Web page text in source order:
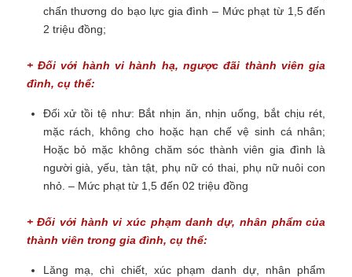
chấn thương do bạo lực gia đình – Mức phạt từ 1,5 đến
2 triệu đồng;
+ Đối với hành vi hành hạ, ngược đãi thành viên gia
đình, cụ thể:
Đối xử tồi tệ như: Bắt nhịn ăn, nhịn uống, bắt chịu rét,
mặc rách, không cho hoặc hạn chế vệ sinh cá nhân;
Hoặc bỏ mặc không chăm sóc thành viên gia đình là
người già, yếu, tàn tật, phụ nữ có thai, phụ nữ nuôi con
nhỏ. – Mức phạt từ 1,5 đến 02 triệu đồng
+ Đối với hành vi xúc phạm danh dự, nhân phẩm của
thành viên trong gia đình, cụ thể:
Lăng mạ, chì chiết, xúc phạm danh dự, nhân phẩm